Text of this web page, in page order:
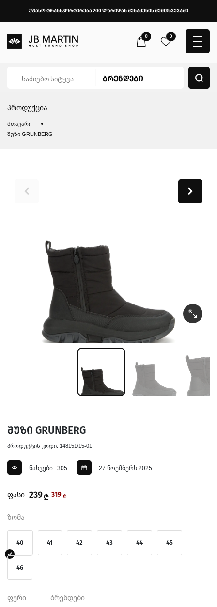
უფასო ტრანსპორტირება 200 ლარიდან შენაძენის შემთხვევაში
0 0
პროდუქცია
მთავარი
შუზი GRUNBERG
შუზი GRUNBERG
პროდუქტის კოდი: 148151/15-01
ნახვები : 305 27 ნოემბერს 2025
ფასი: 239₾ 319 ₾
ზომა
40 41 42 43 44 45
46
ფერი ბრენდები: